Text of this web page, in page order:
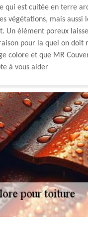
qui est cuitée en terre
végétations, mais aussi
Un élément poreux
raison pour la quel on doit
colore et que MR
à vous aider